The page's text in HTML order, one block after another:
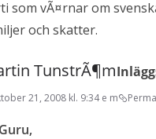
som vÃ¤rnar om
och skatter.
TunstrÃ¶m
21, 2008 kl. 9:34 e m